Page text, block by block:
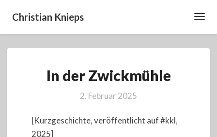
Christian Knieps
der
Zwickmühle
In der Zwickmühle
2. Februar 2025
[Kurzgeschichte, veröffentlicht auf #kkl,
2025]